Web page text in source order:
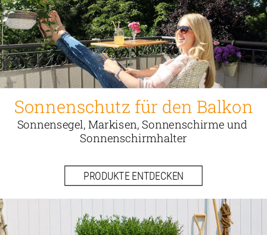
Sonnenschutz für den Balkon
Sonnensegel, Markisen, Sonnenschirme und
Sonnenschirmhalter
PRODUKTE ENTDECKEN